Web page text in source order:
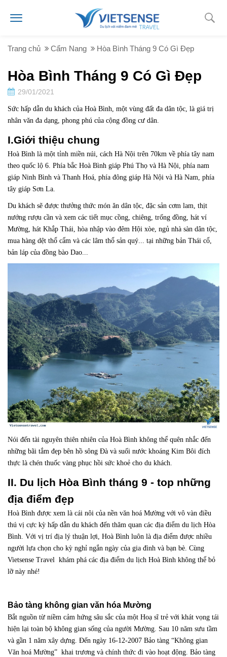
Trang chủ Cẩm Nang Hòa Bình Tháng 9 Có Gì Đẹp
Hòa Bình Tháng 9 Có Gì Đẹp
29/01/2021
Sức hấp dẫn du khách của Hoà Bình, một vùng đất đa dân tộc, là giá trị
nhân văn đa dạng, phong phú của cộng đồng cư dân.
I.Giới thiệu chung
Hoà Bình là một tỉnh miền núi, cách Hà Nội trên 70km về phía tây nam
theo quốc lộ 6. Phía bắc Hoà Bình giáp Phú Thọ và Hà Nội, phía nam
giáp Ninh Bình và Thanh Hoá, phía đông giáp Hà Nội và Hà Nam, phía
tây giáp Sơn La.
Du khách sẽ được thưởng thức món ăn dân tộc, đặc sản cơm lam, thịt
nướng rượu cần và xem các tiết mục cồng, chiêng, trống đồng, hát ví
Mường, hát Khắp Thái, hòa nhập vào đêm Hội xòe, ngủ nhà sàn dân tộc,
mua hàng dệt thổ cẩm và các lâm thổ sản quý... tại những bản Thái cổ,
bản láp của đồng bào Dao...
Nói đến tài nguyên thiên nhiên của Hoà Bình không thể quên nhắc đến
những bãi tắm đẹp bên hồ sông Ðà và suối nước khoáng Kim Bôi đích
thực là chén thuốc vàng phục hồi sức khoẻ cho du khách.
II. Du lịch Hòa Bình tháng 9 - top những
địa điểm đẹp
Hoà Bình được xem là cái nôi của nền văn hoá Mường với vô vàn điều
thú vị cực kỳ hấp dẫn du khách đến thăm quan các địa điểm du lịch Hòa
Bình. Với vị trí địa lý thuận lợi, Hoà Bình luôn là địa điểm được nhiều
người lựa chọn cho kỳ nghỉ ngắn ngày của gia đình và bạn bè. Cùng
Vietsense Travel khám phá các địa điểm du lịch Hoà Bình không thể bỏ
lỡ này nhé!
Bảo tàng không gian văn hóa Mường
Bắt nguồn từ niềm cảm hứng sâu sắc của một Hoạ sĩ trẻ với khát vọng tái
hiện lại toàn bộ không gian sống của người Mường. Sau 10 năm sưu tầm
và gần 1 năm xây dựng. Đến ngày 16-12-2007 Bảo tàng “Không gian
Văn hoá Mường” khai trương và chính thức đi vào hoạt động. Bảo tàng